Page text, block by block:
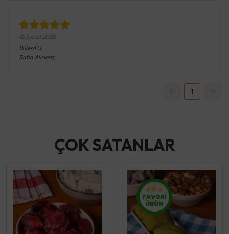
15 Şubat 2025
Bülent U.
Satın Alınmış
1
ÇOK SATANLAR